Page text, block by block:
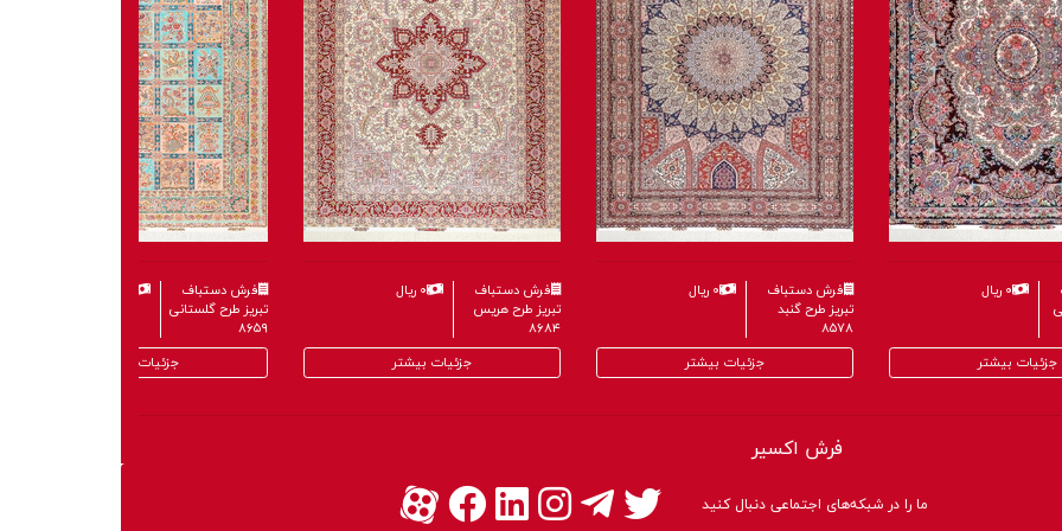
فرش دستباف
تبریز طرح هریس
۸۶۸۴
جزئیات بیشتر
۰ ریال
فرش دستباف
تبریز طرح گنبد
۸۵۷۸
جزئیات بیشتر
۰ ریال
فرش دستباف
تبریز طرح خطیبی
۸۶۰۴
جزئیات بیشتر
۰ ریال
جزئیات بیشتر
فرش اکسیر
ما را در شبکه‌های اجتماعی دنبال کنید